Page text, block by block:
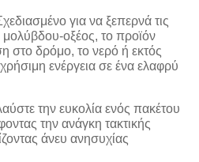
για να ξεπερνά τις
οξέος, το προϊόν
στο δρόμο, το νερό ή εκτός
ενέργεια σε ένα ελαφρύ
την ευκολία ενός πακέτου
την ανάγκη τακτικής
άνευ ανησυχίας